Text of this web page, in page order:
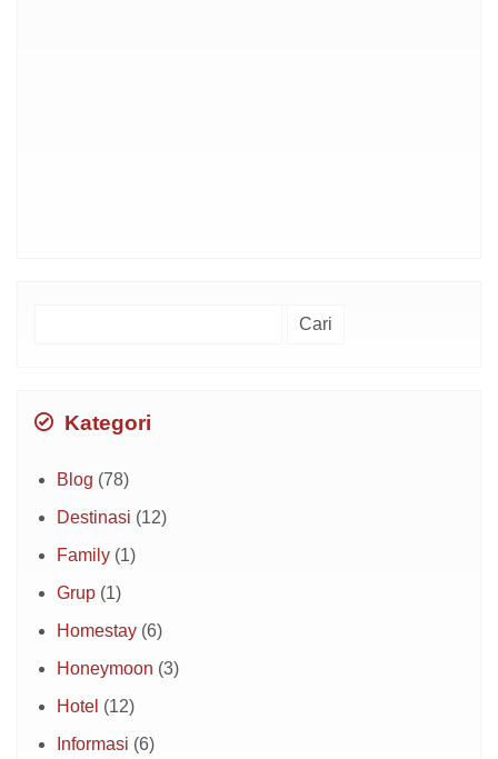
Kategori
Blog (78)
Destinasi (12)
Family (1)
Grup (1)
Homestay (6)
Honeymoon (3)
Hotel (12)
Informasi (6)